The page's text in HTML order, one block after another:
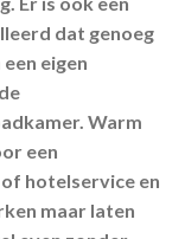
dat genoeg
​​eigen
Warm
een
hotelservice en
maar laten